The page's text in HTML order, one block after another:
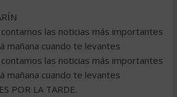
las noticias más importantes
mañana cuando te levantes
las noticias más importantes
mañana cuando te levantes
POR LA TARDE.